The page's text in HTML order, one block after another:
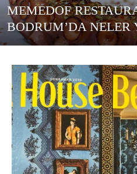
MEMEDOF
BODRUM’DA NELER